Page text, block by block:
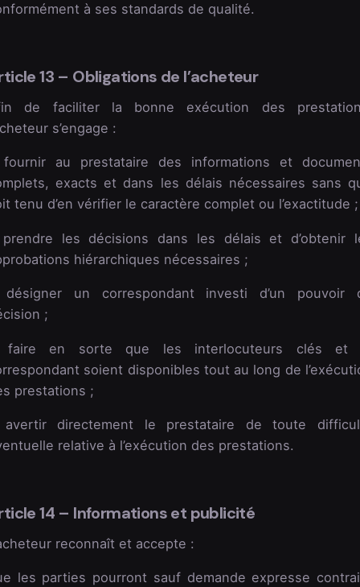
à ses standards de qualité.
13 – Obligations de l’acheteur
de faciliter la bonne exécution des
s’engage :
au prestataire des informations et
exacts et dans les délais nécessaires sans
tenu d’en vérifier le caractère complet ou l’exactitude ;
les décisions dans les délais et d’obtenir
hiérarchiques nécessaires ;
un correspondant investi d’un pouvoir
;
en sorte que les interlocuteurs clés et
soient disponibles tout au long de
prestations ;
directement le prestataire de toute
relative à l’exécution des prestations.
14 – Informations et publicité
reconnaît et accepte :
les parties pourront sauf demande expresse